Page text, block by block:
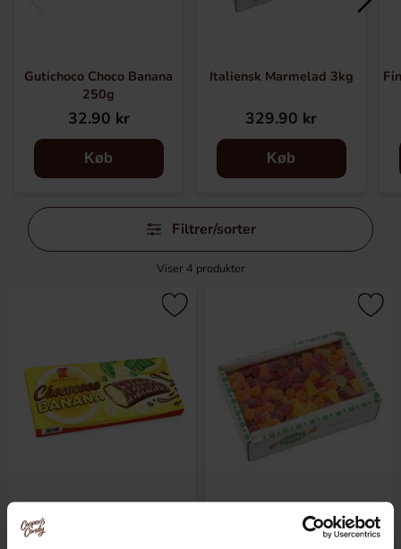
Gutichoco Choco Banana
250g
32.90 kr
Køb
Italiensk Marmelad 3kg
329.90 kr
Køb
Spring
filtre
Filtrer/sorter
Viser 4 produkter
Gutichoco Choco Banana 250g Italiensk Marmelad 3kg